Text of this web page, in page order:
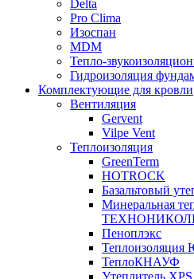
Delta
Pro Clima
Изоспан
MDM
Тепло-
Гидроизоляция
Комплектующие для кровли
Вентиляция
Gervent
Vilpe Vent
Теплоизоляция
GreenTerm
HOTROCK
Базальтовый
Минеральная
Пеноплэкс
Теплоизоляция
ТеплоКНАУФ
Утеплитель